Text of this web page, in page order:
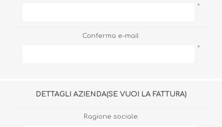
*
Conferma e-mail:
*
DETTAGLI AZIENDA(SE VUOI LA FATTURA)
Ragione sociale: